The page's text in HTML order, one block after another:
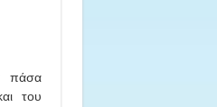
πάσα
του